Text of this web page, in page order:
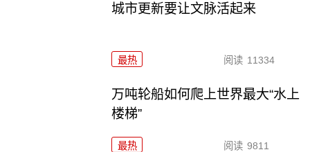
城市更新要让文脉活起来
最热 阅读 11334
万吨轮船如何爬上世界最大“水上
楼梯”
最热 阅读 9811